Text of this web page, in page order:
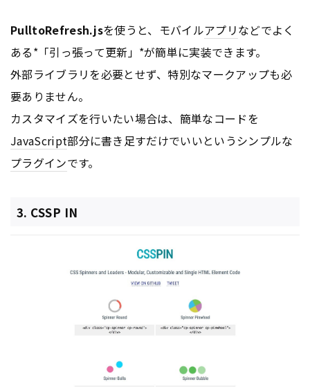
PulltoRefresh.jsを使うと、モバイルアプリなどでよく
ある*「引っ張って更新」*が簡単に実装できます。
外部ライブラリを必要とせず、特別なマークアップも必
要ありません。
カスタマイズを行いたい場合は、簡単なコードを
JavaScript部分に書き足すだけでいいというシンプルな
プラグインです。
3. CSSP IN